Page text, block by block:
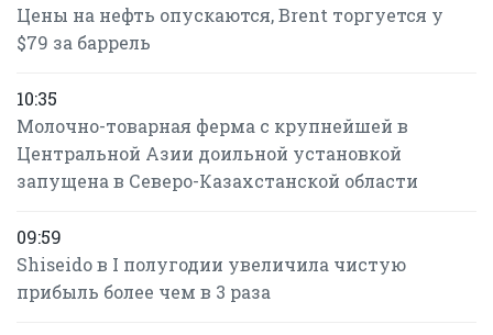
Цены на нефть опускаются, Brent торгуется у
$79 за баррель
10:35
Молочно-товарная ферма с крупнейшей в
Центральной Азии доильной установкой
запущена в Северо-Казахстанской области
09:59
Shiseido в I полугодии увеличила чистую
прибыль более чем в 3 раза